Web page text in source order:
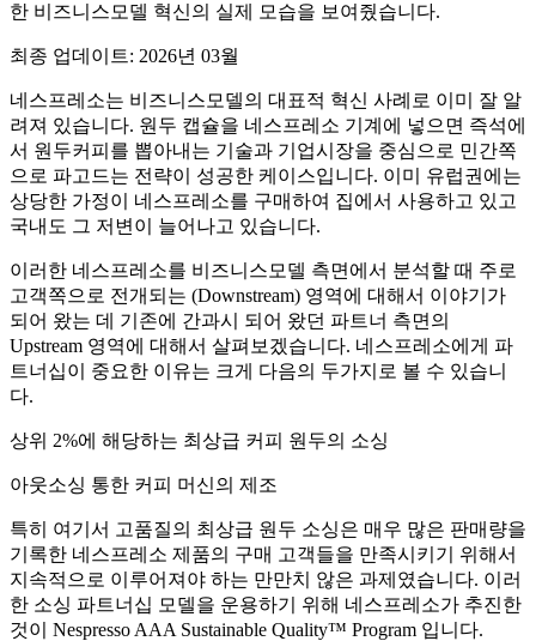
한 비즈니스모델 혁신의 실제 모습을 보여줬습니다.
최종 업데이트: 2026년 03월
네스프레소는 비즈니스모델의 대표적 혁신 사례로 이미 잘 알
려져 있습니다. 원두 캡슐을 네스프레소 기계에 넣으면 즉석에
서 원두커피를 뽑아내는 기술과 기업시장을 중심으로 민간쪽
으로 파고드는 전략이 성공한 케이스입니다. 이미 유럽권에는
상당한 가정이 네스프레소를 구매하여 집에서 사용하고 있고
국내도 그 저변이 늘어나고 있습니다.
이러한 네스프레소를 비즈니스모델 측면에서 분석할 때 주로
고객쪽으로 전개되는 (Downstream) 영역에 대해서 이야기가
되어 왔는 데 기존에 간과시 되어 왔던 파트너 측면의
Upstream 영역에 대해서 살펴보겠습니다. 네스프레소에게 파
트너십이 중요한 이유는 크게 다음의 두가지로 볼 수 있습니
다.
상위 2%에 해당하는 최상급 커피 원두의 소싱
아웃소싱 통한 커피 머신의 제조
특히 여기서 고품질의 최상급 원두 소싱은 매우 많은 판매량을
기록한 네스프레소 제품의 구매 고객들을 만족시키기 위해서
지속적으로 이루어져야 하는 만만치 않은 과제였습니다. 이러
한 소싱 파트너십 모델을 운용하기 위해 네스프레소가 추진한
것이 Nespresso AAA Sustainable Quality™ Program 입니다.